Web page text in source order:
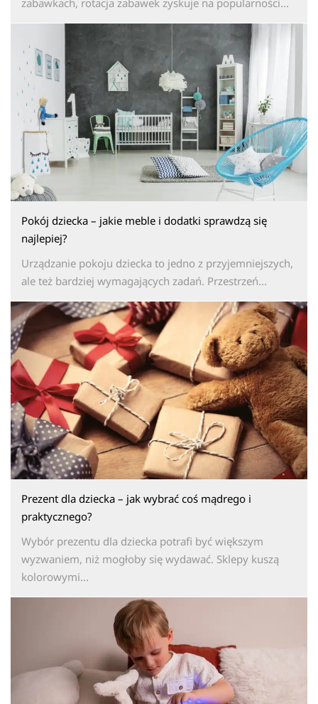
zabawkach, rotacja zabawek zyskuje na popularności...
Pokój dziecka – jakie meble i dodatki sprawdzą się
najlepiej?
Urządzanie pokoju dziecka to jedno z przyjemniejszych,
ale też bardziej wymagających zadań. Przestrzeń...
Prezent dla dziecka – jak wybrać coś mądrego i
praktycznego?
Wybór prezentu dla dziecka potrafi być większym
wyzwaniem, niż mogłoby się wydawać. Sklepy kuszą
kolorowymi...